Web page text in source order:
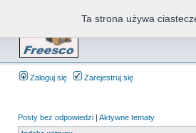
Zaloguj się Zarejestruj się
Posty bez odpowiedzi | Aktywne tematy
Ta strona używa